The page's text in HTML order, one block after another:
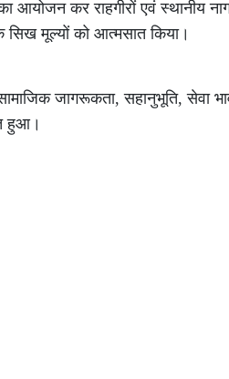
कर राहगीरों एवं स्थानीय
सिख मूल्यों को आत्मसात किया।
जागरूकता, सहानुभूति, सेवा
हुआ।